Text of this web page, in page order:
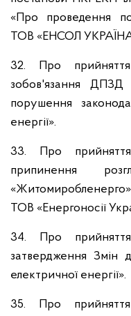
«Про проведення
ТОВ «ЕНСОЛ
32. Про
зобов'язання ДПЗД
порушення
енергії».
33. Про
припинення
ТОВ «Енергоносії
34. Про
затвердження Змін
електричної енергії».
35. Про